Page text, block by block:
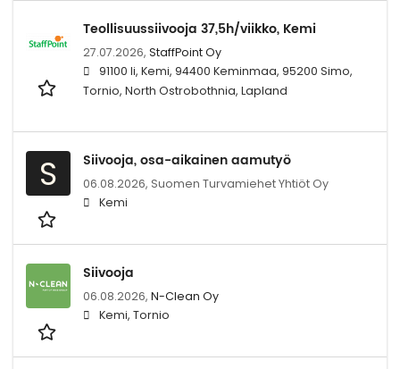
Teollisuussiivooja 37,5h/viikko, Kemi
27.07.2026, StaffPoint Oy
91100 Ii, Kemi, 94400 Keminmaa, 95200 Simo,
Tornio, North Ostrobothnia, Lapland
S Siivooja, osa-aikainen aamutyö
06.08.2026, Suomen Turvamiehet Yhtiöt Oy
Kemi
Siivooja
06.08.2026, N-Clean Oy
Kemi, Tornio